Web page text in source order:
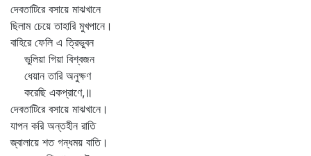
দেবতাটিরে বসায়ে মাঝখানে
ছিলাম চেয়ে তাহারি মুখপানে।
বাহিরে ফেলি এ ত্রিভুবন
ভুলিয়া গিয়া বিশ্বজন
ধেয়ান তারি অনুক্ষণ
করেছি একপ্রাণে,॥
দেবতাটিরে বসায়ে মাঝখানে।
যাপন করি অন্তহীন রাতি
জ্বালায়ে শত গন্ধময় বাতি।